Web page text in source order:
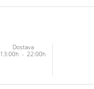
Dostava
13:00h - 22:00h